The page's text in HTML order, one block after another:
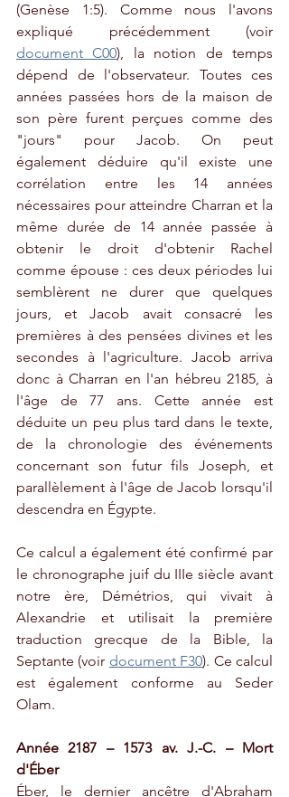
(Genèse 1:5). Comme nous l'avons
document C00), la notion de temps
dépend de l'observateur. Toutes ces
années passées hors de la maison de
son père furent perçues comme des
"jours" pour Jacob. On peut
également déduire qu'il existe une
corrélation entre les 14 années
nécessaires pour atteindre Charran et la
même durée de 14 année passée à
obtenir le droit d'obtenir Rachel
comme épouse : ces deux périodes lui
semblèrent ne durer que quelques
jours, et Jacob avait consacré les
premières à des pensées divines et les
secondes à l'agriculture. Jacob arriva
donc à Charran en l'an hébreu 2185, à
l'âge de 77 ans. Cette année est
déduite un peu plus tard dans le texte,
de la chronologie des événements
concernant son futur fils Joseph, et
parallèlement à l'âge de Jacob lorsqu'il
descendra en Égypte.
Ce calcul a également été confirmé par
le chronographe juif du IIIe siècle avant
notre ère, Démétrios, qui vivait à
Alexandrie et utilisait la première
traduction grecque de la Bible, la
Septante (voir document F30). Ce calcul
est également conforme au Seder
Olam.
Année 2187 – 1573 av. J.-C. – Mort
d'Éber
Éber, le dernier ancêtre d'Abraham